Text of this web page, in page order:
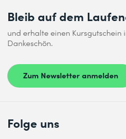
Bleib auf dem
und erhalte einen Kursgutschein
Dankeschön.
Zum Newsletter anmelden
Folge uns